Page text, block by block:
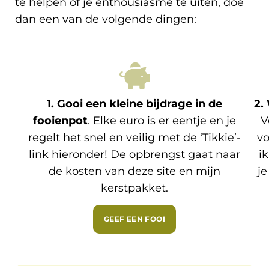
dan een van de volgende dingen:
1. Gooi een kleine bijdrage in de
fooienpot. Elke euro is er eentje en je
regelt het snel en veilig met de ‘Tikkie’-
link hieronder! De opbrengst gaat naar
de kosten van deze site en mijn
kerstpakket.
GEEF EEN FOOI
2.